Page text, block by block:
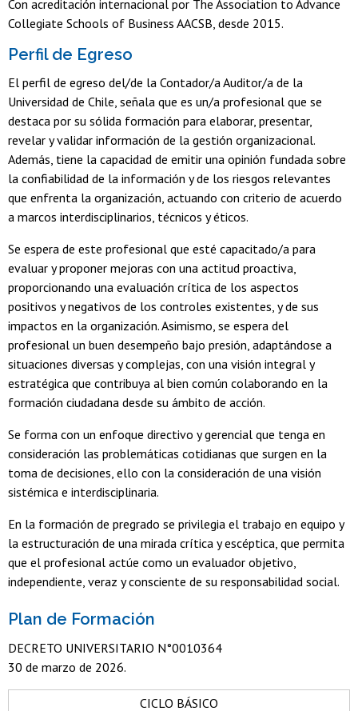
Con acreditación internacional por The Association to Advance
Collegiate Schools of Business AACSB, desde 2015.
Perfil de Egreso
El perfil de egreso del/de la Contador/a Auditor/a de la
Universidad de Chile, señala que es un/a profesional que se
destaca por su sólida formación para elaborar, presentar,
revelar y validar información de la gestión organizacional.
Además, tiene la capacidad de emitir una opinión fundada sobre
la confiabilidad de la información y de los riesgos relevantes
que enfrenta la organización, actuando con criterio de acuerdo
a marcos interdisciplinarios, técnicos y éticos.
Se espera de este profesional que esté capacitado/a para
evaluar y proponer mejoras con una actitud proactiva,
proporcionando una evaluación crítica de los aspectos
positivos y negativos de los controles existentes, y de sus
impactos en la organización. Asimismo, se espera del
profesional un buen desempeño bajo presión, adaptándose a
situaciones diversas y complejas, con una visión integral y
estratégica que contribuya al bien común colaborando en la
formación ciudadana desde su ámbito de acción.
Se forma con un enfoque directivo y gerencial que tenga en
consideración las problemáticas cotidianas que surgen en la
toma de decisiones, ello con la consideración de una visión
sistémica e interdisciplinaria.
En la formación de pregrado se privilegia el trabajo en equipo y
la estructuración de una mirada crítica y escéptica, que permita
que el profesional actúe como un evaluador objetivo,
independiente, veraz y consciente de su responsabilidad social.
Plan de Formación
DECRETO UNIVERSITARIO N°0010364
30 de marzo de 2026.
CICLO BÁSICO